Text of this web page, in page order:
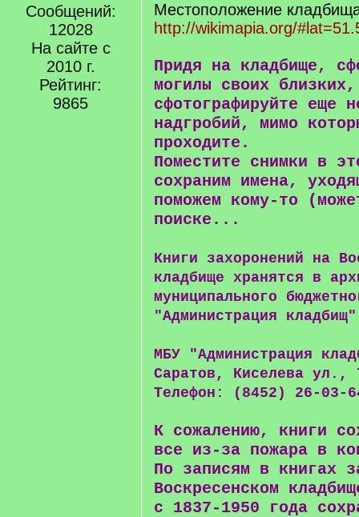
Сообщений:
12028
На сайте с
2010 г.
Рейтинг:
9865
Местоположение
http://wikimapia.org/
Придя на кладбище,
могилы своих близких,
сфотографируйте еще
надгробий, мимо
проходите.
Поместите снимки в
сохраним имена,
поможем кому-то
поиске...
Книги захоронений на
кладбище хранятся в
муниципального
"Администрация
МБУ "Администрация
Саратов, Киселева ул.,
Телефон: (8452) 26-03-
К сожалению, книги
все из-за пожара в
По записям в книгах
Воскресенском
с 1837-1950 года